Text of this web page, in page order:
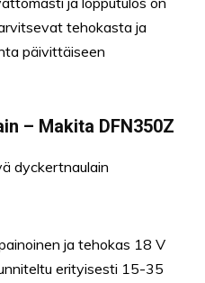
tehokasta ja
päivittäiseen
– Makita DFN350Z
ja tehokas 18 V
erityisesti 15-35